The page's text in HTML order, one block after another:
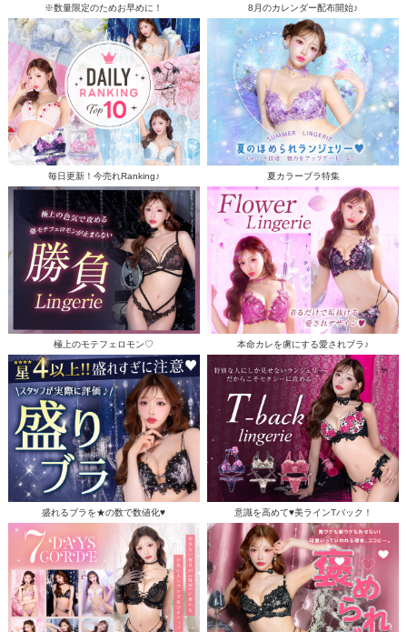
※数量限定のためお早めに！ 8月のカレンダー配布開始♪
毎日更新！今売れRanking♪ 夏カラーブラ特集
極上のモテフェロモン♡ 本命カレを虜にする愛されブラ♪
盛れるブラを★の数で数値化♥ 意識を高めて♥美ラインTバック！